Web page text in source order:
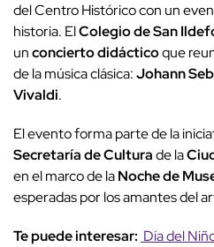
del Centro Histórico con un
historia. ElColegio de San
unconcierto didácticoque
de la música clásica:Johann
Vivaldi.
El evento forma parte de la
Secretaría de Culturade la
en el marco de laNoche de
esperadas por los amantes del
Te puede interesar: Día del